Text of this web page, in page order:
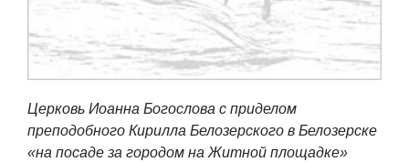
Церковь Иоанна Богослова с приделом
преподобного Кирилла Белозерского в Белозерске
«на посаде за городом на Житной площадке»